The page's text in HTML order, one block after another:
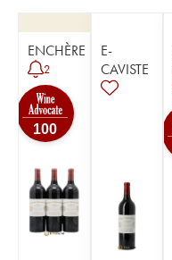
ENCHÈRE
2
100
E-
CAVISTE